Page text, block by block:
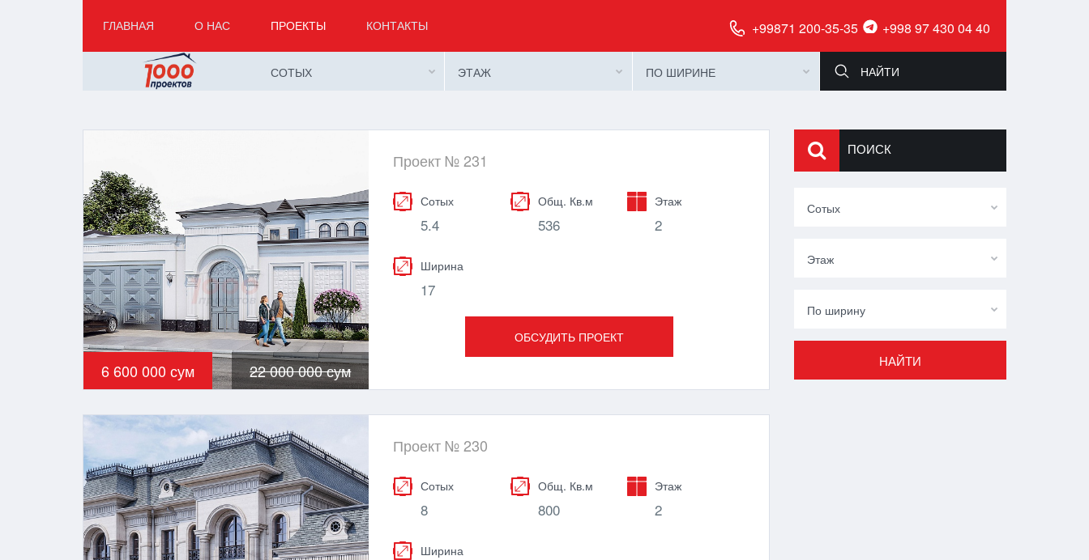
ГЛАВНАЯ О НАС ПРОЕКТЫ КОНТАКТЫ +99871 200-35-35 +998 97 430 04 40
СОТЫХ ЭТАЖ ПО ШИРИНЕ
6 600 000 сум 22 000 000 сум
Проект № 231
Сотых
5.4
Общ. Кв.м
536
Этаж
2
Ширина
17
ОБСУДИТЬ ПРОЕКТ
Проект № 230
Сотых
8
Общ. Кв.м
800
Этаж
2
Ширина
ПОИСК
Сотых
Этаж
По ширину